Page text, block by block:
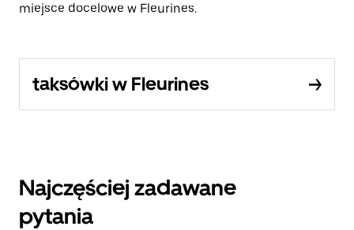
miejsce docelowe w Fleurines.
taksówki w Fleurines
Najczęściej zadawane
pytania